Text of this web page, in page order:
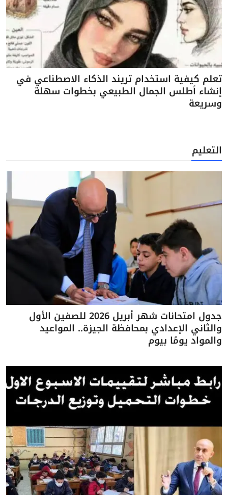
تعلم كيفية استخدام تريند الذكاء الاصطناعي في
إنشاء أطلس الجمال الطبيعي بخطوات سهلة
وسريعة
التعليم
جدول امتحانات شهر أبريل 2026 للصفين الأول
والثاني الإعدادي بمحافظة الجيزة.. المواعيد
والمواد يومًا بيوم